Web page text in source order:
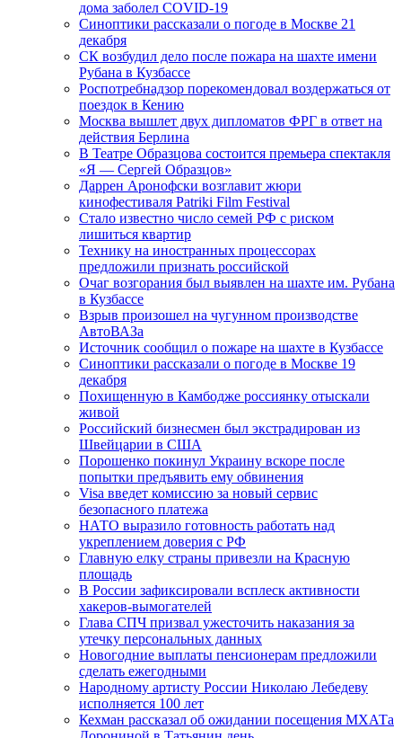
дома заболел COVID-19
Синоптики рассказали о погоде в Москве 21
декабря
СК возбудил дело после пожара на шахте имени
Рубана в Кузбассе
Роспотребнадзор порекомендовал воздержаться от
поездок в Кению
Москва вышлет двух дипломатов ФРГ в ответ на
действия Берлина
В Театре Образцова состоится премьера спектакля
«Я — Сергей Образцов»
Даррен Аронофски возглавит жюри
кинофестиваля Patriki Film Festival
Стало известно число семей РФ с риском
лишиться квартир
Технику на иностранных процессорах
предложили признать российской
Очаг возгорания был выявлен на шахте им. Рубана
в Кузбассе
Взрыв произошел на чугунном производстве
АвтоВАЗа
Источник сообщил о пожаре на шахте в Кузбассе
Синоптики рассказали о погоде в Москве 19
декабря
Похищенную в Камбодже россиянку отыскали
живой
Российский бизнесмен был экстрадирован из
Швейцарии в США
Порошенко покинул Украину вскоре после
попытки предъявить ему обвинения
Visa введет комиссию за новый сервис
безопасного платежа
НАТО выразило готовность работать над
укреплением доверия с РФ
Главную елку страны привезли на Красную
площадь
В России зафиксировали всплеск активности
хакеров-вымогателей
Глава СПЧ призвал ужесточить наказания за
утечку персональных данных
Новогодние выплаты пенсионерам предложили
сделать ежегодными
Народному артисту России Николаю Лебедеву
исполняется 100 лет
Кехман рассказал об ожидании посещения МХАТа